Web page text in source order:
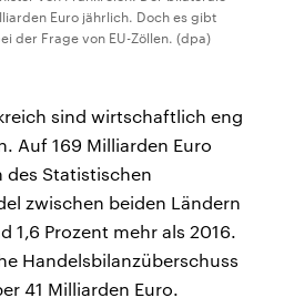
Euro jährlich. Doch es gibt
der Frage von EU-Zöllen. (dpa)
sind wirtschaftlich eng
Auf 169 Milliarden Euro
des Statistischen
zwischen beiden Ländern
1,6 Prozent mehr als 2016.
Handelsbilanzüberschuss
41 Milliarden Euro.